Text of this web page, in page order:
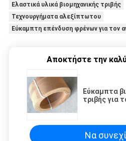
Ελαστικά υλικά βιομηχανικής τριβής
Τεχνουργήματα αλεξίπτωτου
Εύκαμπτη επένδυση φρένων για τον
Αποκτήστε την
Εύκαμπτα
τριβής για
Να